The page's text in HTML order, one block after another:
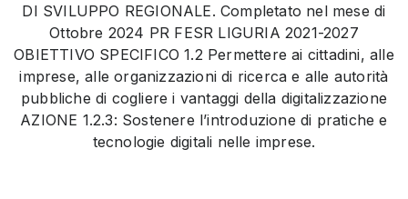
DI SVILUPPO REGIONALE. Completato nel mese di
Ottobre 2024 PR FESR LIGURIA 2021-2027
OBIETTIVO SPECIFICO 1.2 Permettere ai cittadini, alle
imprese, alle organizzazioni di ricerca e alle autorità
pubbliche di cogliere i vantaggi della digitalizzazione
AZIONE 1.2.3: Sostenere l’introduzione di pratiche e
tecnologie digitali nelle imprese.